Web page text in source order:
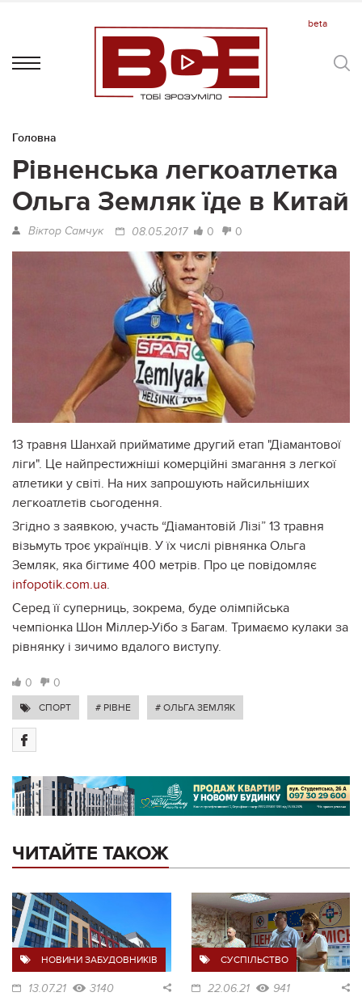
Головна
Рівненська легкоатлетка
Ольга Земляк їде в Китай
Віктор Самчук 08.05.2017 0 0
13 травня Шанхай прийматиме другий етап "Діамантової
ліги". Це найпрестижніші комерційні змагання з легкої
атлетики у світі. На них запрошують найсильніших
легкоатлетів сьогодення.
Згідно з заявкою, участь “Діамантовій Лізі” 13 травня
візьмуть троє українців. У їх числі рівнянка Ольга
Земляк, яка бігтиме 400 метрів. Про це повідомляє
infopotik.com.ua.
Серед її суперниць, зокрема, буде олімпійська
чемпіонка Шон Міллер-Уібо з Багам. Тримаємо кулаки за
рівнянку і зичимо вдалого виступу.
0 0
СПОРТ # РІВНЕ # ОЛЬГА ЗЕМЛЯК
ЧИТАЙТЕ ТАКОЖ
НОВИНИ ЗАБУДОВНИКІВ
13.07.21 3140
СУСПІЛЬСТВО
22.06.21 941